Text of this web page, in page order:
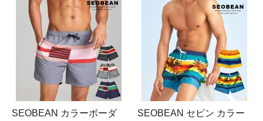
SEOBEAN カラーボーダ
SEOBEAN セビン カラー